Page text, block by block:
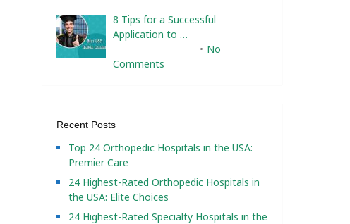
8 Tips for a Successful
Application to …
No
Comments
Recent Posts
Top 24 Orthopedic Hospitals in the USA:
Premier Care
24 Highest-Rated Orthopedic Hospitals in
the USA: Elite Choices
24 Highest-Rated Specialty Hospitals in the